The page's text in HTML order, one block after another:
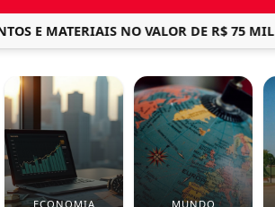
E MATERIAIS NO VALOR DE R$ 75 MIL
ECONOMIA MUNDO